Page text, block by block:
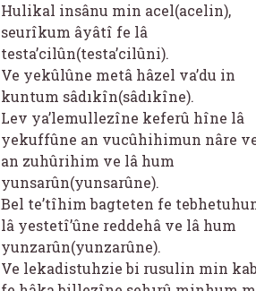
Hulikal insânu min acel(acelin),
seurîkum âyâtî fe lâ
testa’cilûn(testa’cilûni).
Ve yekûlûne metâ hâzel va’du in
kuntum sâdıkîn(sâdıkîne).
Lev ya’lemullezîne keferû hîne lâ
yekuffûne an vucûhihimun nâre
an zuhûrihim ve lâ hum
yunsarûn(yunsarûne).
Bel te’tîhim bagteten fe
lâ yestetî’ûne reddehâ ve lâ hum
yunzarûn(yunzarûne).
Ve lekadistuhzie bi rusulin min